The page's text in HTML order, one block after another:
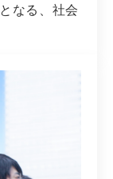
なる、社会